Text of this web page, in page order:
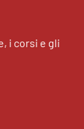
i corsi e gli